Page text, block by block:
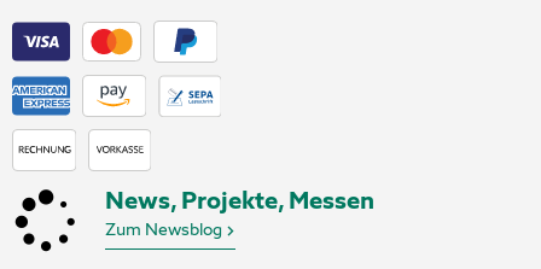
News, Projekte, Messen
Zum Newsblog